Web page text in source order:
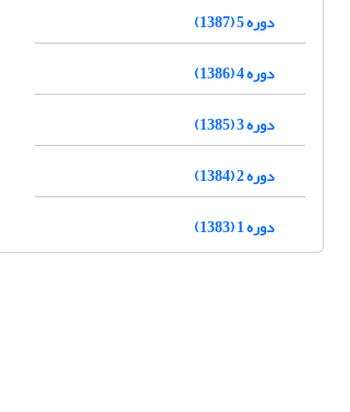
دوره 5 (1387)
دوره 4 (1386)
دوره 3 (1385)
دوره 2 (1384)
دوره 1 (1383)